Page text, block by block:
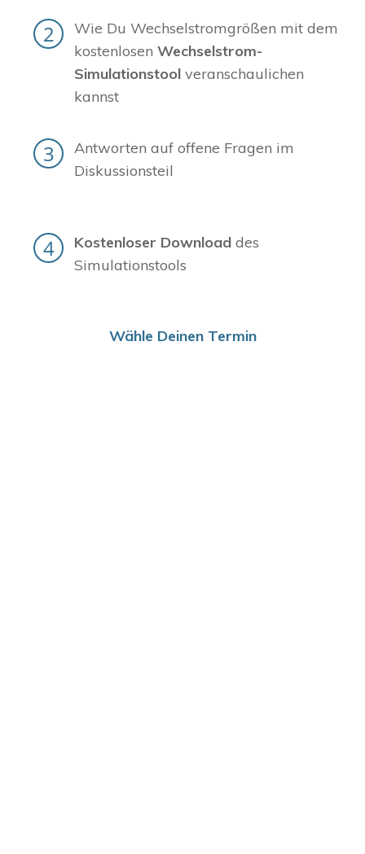
Wie Du Wechselstromgrößen mit dem
kostenlosen Wechselstrom-
Simulationstool veranschaulichen
kannst
Antworten auf offene Fragen im
Diskussionsteil
Kostenloser Download des
Simulationstools
Wähle Deinen Termin